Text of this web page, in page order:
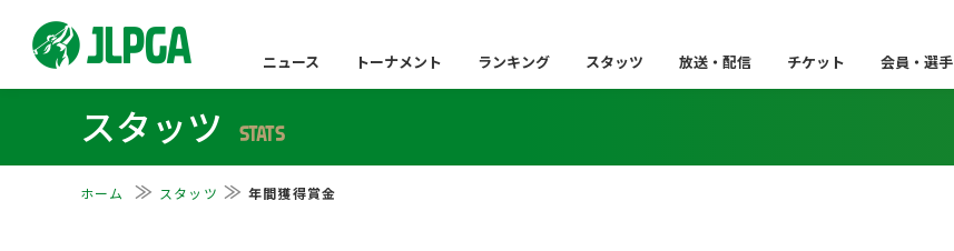
ニュース トーナメント ランキング スタッツ 放送・配信 チケット 会員・選手
スタッツ STATS
ホーム スタッツ 年間獲得賞金